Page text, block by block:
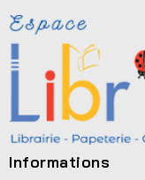
Informations